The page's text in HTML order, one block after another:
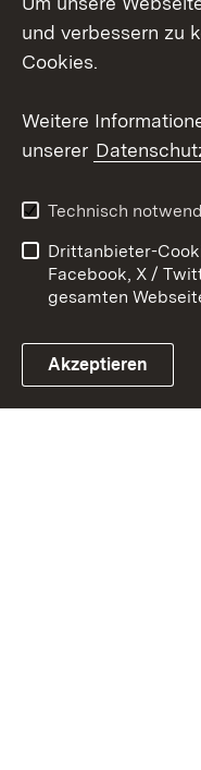
Link zum Landesportal
Barrierefreiheit
Cookies
und verbessern zu
Cookies.
Weitere
unserer
Technisch
Drittanbieter-
Facebook, X /
gesamten
Akzeptieren